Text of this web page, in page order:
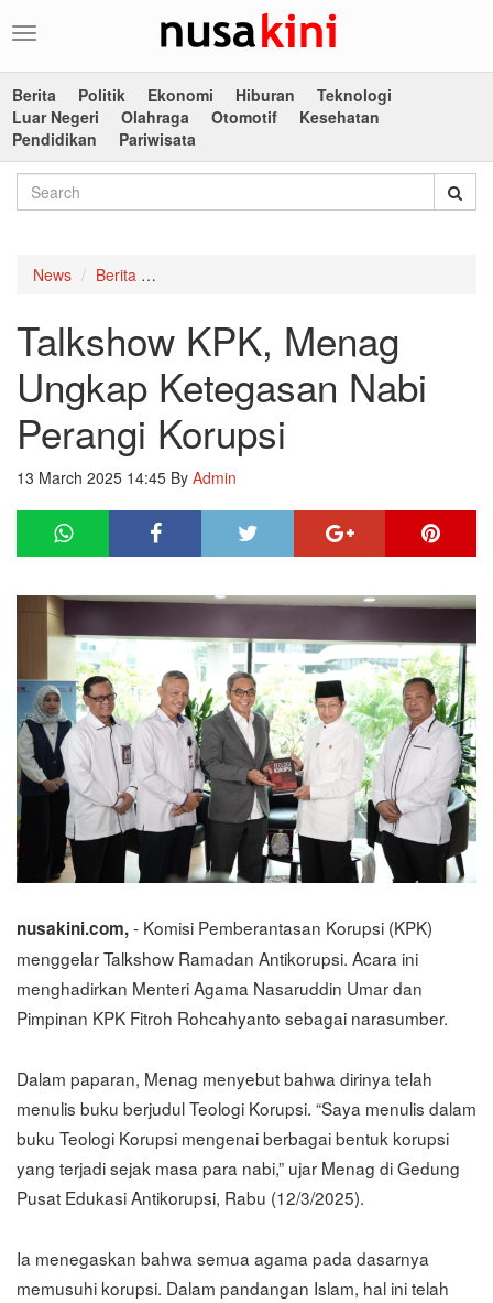
Toggle
Berita
Politik Ekonomi Hiburan
Teknologi
Luar Negeri
Olahraga Otomotif
Kesehatan
Pendidikan
Pariwisata
News Berita
Talkshow KPK, Menag
Ungkap Ketegasan Nabi
Perangi Korupsi
13 March 2025 14:45 By Admin
nusakini.com,- Komisi Pemberantasan Korupsi (KPK)
menggelar Talkshow Ramadan Antikorupsi. Acara ini
menghadirkan Menteri Agama Nasaruddin Umar dan
Pimpinan KPK Fitroh Rohcahyanto sebagai narasumber.
Dalam paparan, Menag menyebut bahwa dirinya telah
menulis buku berjudul Teologi Korupsi. “Saya menulis dalam
buku Teologi Korupsi mengenai berbagai bentuk korupsi
yang terjadi sejak masa para nabi,” ujar Menag di Gedung
Pusat Edukasi Antikorupsi, Rabu (12/3/2025).
Ia menegaskan bahwa semua agama pada dasarnya
memusuhi korupsi. Dalam pandangan Islam, hal ini telah